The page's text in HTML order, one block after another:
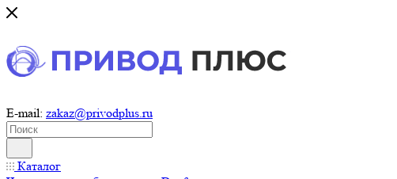
E-mail: zakaz@privodplus.ru
Каталог